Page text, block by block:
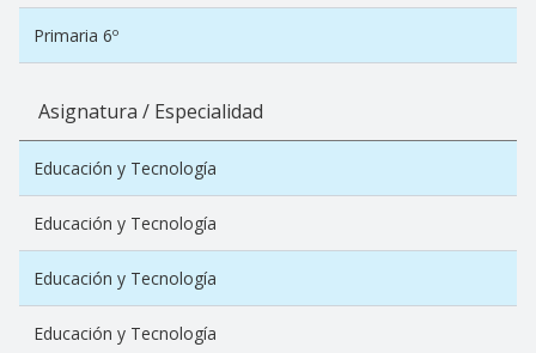
Primaria 6º
Asignatura / Especialidad
Educación y Tecnología
Educación y Tecnología
Educación y Tecnología
Educación y Tecnología